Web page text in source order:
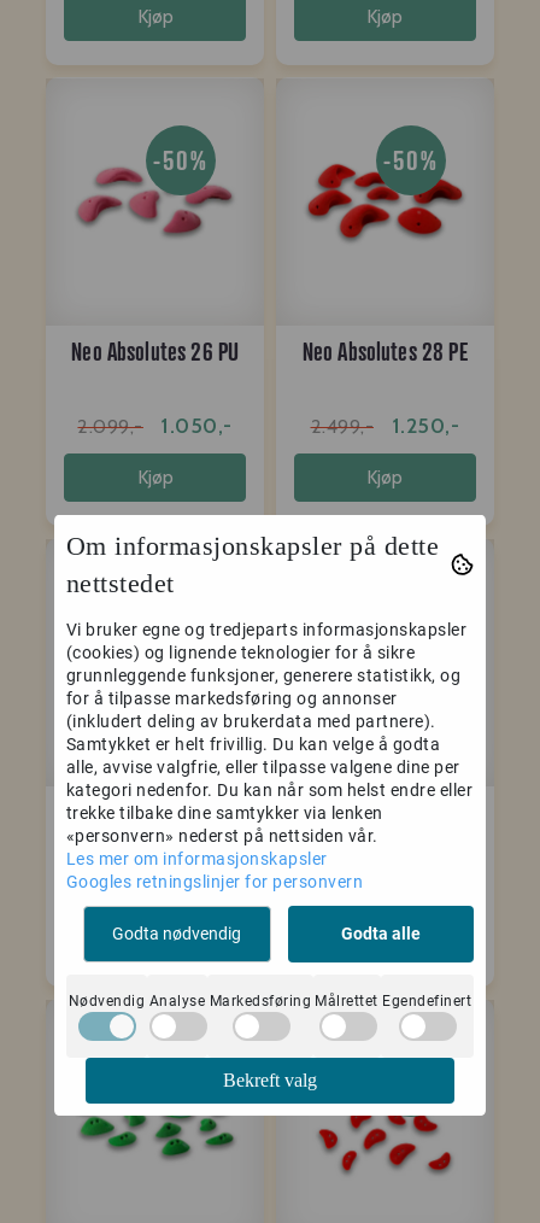
Kjøp Kjøp
-50%
Neo Absolutes 26 PU
2.099,- 1.050,-
Kjøp
-50%
Neo Absolutes 28 PE
2.499,- 1.250,-
Kjøp
-50%
Neo Absolutes 30 PE
1.699,- 850,-
Kjøp
-50%
Neo Absolutes 32 PU
1.699,-
Kjøp
Om informasjonskapsler på dette
nettstedet
Vi bruker egne og tredjeparts informasjonskapsler
(cookies) og lignende teknologier for å sikre
grunnleggende funksjoner, generere statistikk, og
for å tilpasse markedsføring og annonser
(inkludert deling av brukerdata med partnere).
Samtykket er helt frivillig. Du kan velge å godta
alle, avvise valgfrie, eller tilpasse valgene dine per
kategori nedenfor. Du kan når som helst endre eller
trekke tilbake dine samtykker via lenken
«personvern» nederst på nettsiden vår.
Les mer om informasjonskapsler
Googles retningslinjer for personvern
Godta nødvendig Godta alle
Nødvendig Analyse Markedsføring Målrettet Egendefinert
Bekreft valg